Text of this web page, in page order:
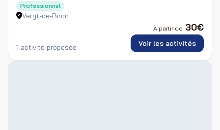
Professionnel
Vergt-de-Biron
1 activité proposée
À partir de 30€
Voir les activités